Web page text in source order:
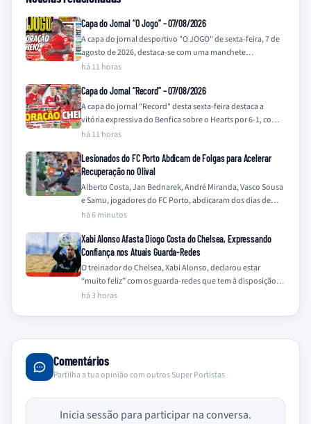
Capa do Jornal “O Jogo” – 07/08/2026
A capa do jornal desportivo "O JOGO" de sexta-feira, 7 de
agosto de 2026, destaca-se com uma manchete
impactante e uma imagem…
há 11 horas
Capa do Jornal “Record” – 07/08/2026
A capa do jornal "Record" desta sexta-feira destaca a
vitória expressiva do Benfica sobre o Hearts por 6-1, com a
manchete principal…
há 11 horas
Lesionados do FC Porto Abdicam de Folgas para Acelerar
Recuperação no Olival
Alberto Costa, Jan Bednarek, André Miranda, Vasco Sousa
e Samu, jogadores do FC Porto, abdicaram dos dias de
folga para intensificar os…
há 6 minutos
Xabi Alonso Afasta Diogo Costa do Chelsea, Expressando
Confiança nos Atuais Guarda-Redes
O treinador do Chelsea, Xabi Alonso, declarou estar
“muito feliz” com os guarda-redes que tem à disposição,
Mike Penders e Robert Sánchez,…
há 3 horas
Comentários
Partilha a tua opinião com outros Super Portistas
Inicia sessão para participar na conversa.